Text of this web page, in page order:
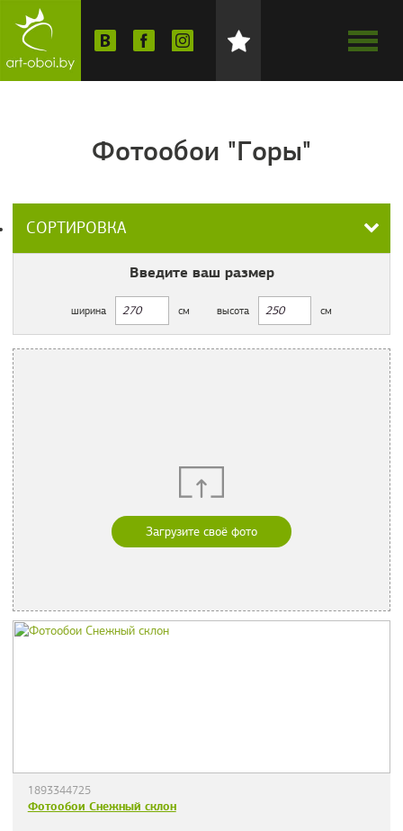
Фотообои "Горы"
СОРТИРОВКА
Введите ваш размер
ширина см высота см
Загрузите своё фото
1893344725
Фотообои Снежный склон